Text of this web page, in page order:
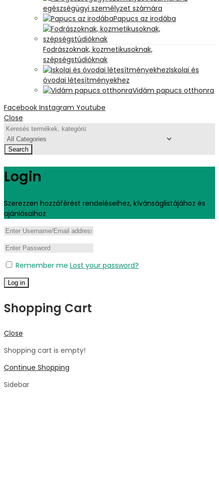
egészségügyi személyzet számára
Papucs az irodába
Fodrászoknak, kozmetikusoknak,
szépségstúdióknak
Iskolai és
óvodai létesítményekhez
Vidám papucs otthonra
Facebook Instagram Youtube
Close
Search
Login
Szerezzen hozzáférést rendeléseihez, kívánságlistájához és
ajánlásaihoz
Remember me Lost your password?
Log in
Shopping Cart
Close
Shopping cart is empty!
Continue Shopping
Sidebar